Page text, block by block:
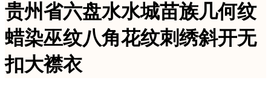
贵州省六盘水水城苗族几何纹
蜡染巫纹八角花纹刺绣斜开无
扣大襟衣